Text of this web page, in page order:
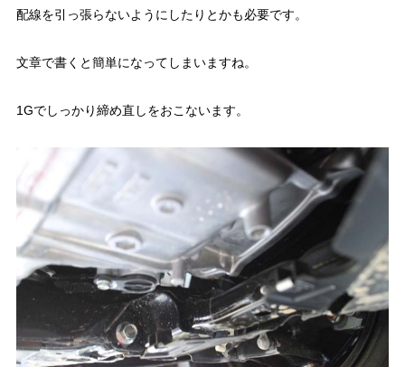
配線を引っ張らないようにしたりとかも必要です。
文章で書くと簡単になってしまいますね。
1Gでしっかり締め直しをおこないます。